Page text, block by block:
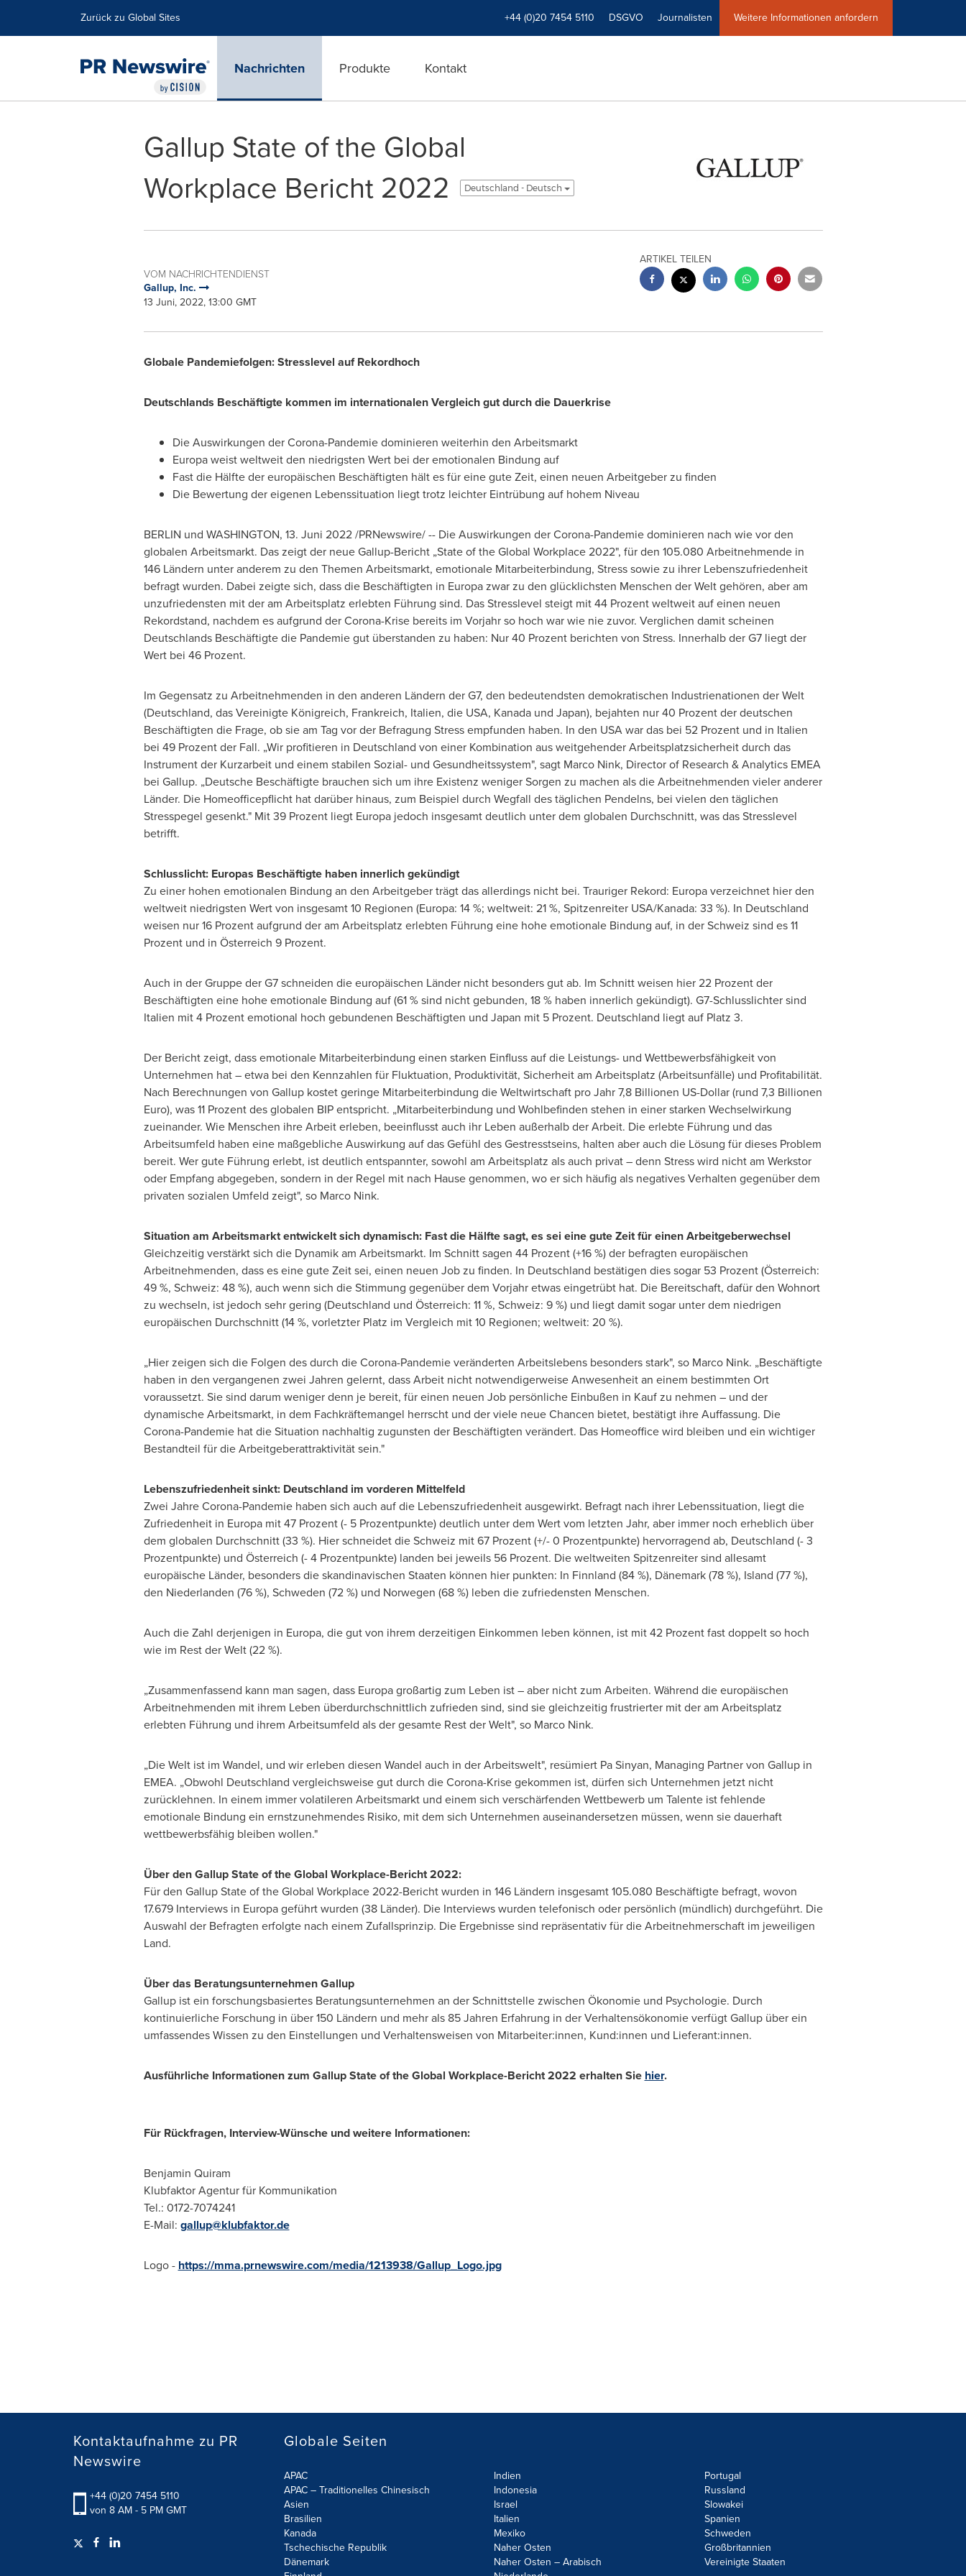
Zurück zu Global Sites +44 (0)20 7454 5110 DSGVO Journalisten Weitere Informationen anfordern
Nachrichten Produkte Kontakt
Gallup State of the Global
Workplace Bericht 2022
Deutschland - Deutsch
VOM NACHRICHTENDIENST
Gallup, Inc.
13 Juni, 2022, 13:00 GMT
ARTIKEL TEILEN
Globale Pandemiefolgen: Stresslevel auf Rekordhoch
Deutschlands Beschäftigte kommen im internationalen Vergleich gut durch die Dauerkrise
Die Auswirkungen der Corona-Pandemie dominieren weiterhin den Arbeitsmarkt
Europa weist weltweit den niedrigsten Wert bei der emotionalen Bindung auf
Fast die Hälfte der europäischen Beschäftigten hält es für eine gute Zeit, einen neuen Arbeitgeber zu finden
Die Bewertung der eigenen Lebenssituation liegt trotz leichter Eintrübung auf hohem Niveau
BERLIN und WASHINGTON, 13. Juni 2022/PRNewswire/ -- Die Auswirkungen der Corona-Pandemie dominieren nach wie vor den
globalen Arbeitsmarkt. Das zeigt der neue Gallup-Bericht „State of the Global Workplace 2022", für den 105.080 Arbeitnehmende in
146 Ländern unter anderem zu den Themen Arbeitsmarkt, emotionale Mitarbeiterbindung, Stress sowie zu ihrer Lebenszufriedenheit
befragt wurden. Dabei zeigte sich, dass die Beschäftigten in Europa zwar zu den glücklichsten Menschen der Welt gehören, aber am
unzufriedensten mit der am Arbeitsplatz erlebten Führung sind. Das Stresslevel steigt mit 44 Prozent weltweit auf einen neuen
Rekordstand, nachdem es aufgrund der Corona-Krise bereits im Vorjahr so hoch war wie nie zuvor. Verglichen damit scheinen
Deutschlands Beschäftigte die Pandemie gut überstanden zu haben: Nur 40 Prozent berichten von Stress. Innerhalb der G7 liegt der
Wert bei 46 Prozent.
Im Gegensatz zu Arbeitnehmenden in den anderen Ländern der G7, den bedeutendsten demokratischen Industrienationen der Welt
(Deutschland, das Vereinigte Königreich, Frankreich, Italien, die USA, Kanada und Japan), bejahten nur 40 Prozent der deutschen
Beschäftigten die Frage, ob sie am Tag vor der Befragung Stress empfunden haben. In den USAwar das bei 52 Prozent und in Italien
bei 49 Prozent der Fall. „Wir profitieren in Deutschland von einer Kombination aus weitgehender Arbeitsplatzsicherheit durch das
Instrument der Kurzarbeit und einem stabilen Sozial- und Gesundheitssystem", sagt Marco Nink, Director of Research & Analytics EMEA
bei Gallup. „Deutsche Beschäftigte brauchen sich um ihre Existenz weniger Sorgen zu machen als die Arbeitnehmenden vieler anderer
Länder. Die Homeofficepflicht hat darüber hinaus, zum Beispiel durch Wegfall des täglichen Pendelns, bei vielen den täglichen
Stresspegel gesenkt." Mit 39 Prozent liegt Europa jedoch insgesamt deutlich unter dem globalen Durchschnitt, was das Stresslevel
betrifft.
Schlusslicht: Europas Beschäftigte haben innerlich gekündigt
Zu einer hohen emotionalen Bindung an den Arbeitgeber trägt das allerdings nicht bei. Trauriger Rekord: Europa verzeichnet hier den
weltweit niedrigsten Wert von insgesamt 10 Regionen (Europa: 14 %; weltweit: 21 %, Spitzenreiter USA/Kanada: 33 %). In Deutschland
weisen nur 16 Prozent aufgrund der am Arbeitsplatz erlebten Führung eine hohe emotionale Bindung auf, in der Schweiz sind es 11
Prozent und in Österreich 9 Prozent.
Auch in der Gruppe der G7 schneiden die europäischen Länder nicht besonders gut ab. Im Schnittweisen hier 22 Prozent der
Beschäftigten eine hohe emotionale Bindung auf (61 % sind nicht gebunden, 18 % haben innerlich gekündigt). G7-Schlusslichter sind
Italien mit 4 Prozent emotional hoch gebundenen Beschäftigten und Japan mit 5 Prozent. Deutschland liegt auf Platz 3.
Der Bericht zeigt, dass emotionale Mitarbeiterbindung einen starken Einfluss auf die Leistungs- und Wettbewerbsfähigkeit von
Unternehmen hat – etwa bei den Kennzahlen für Fluktuation, Produktivität, Sicherheit am Arbeitsplatz (Arbeitsunfälle) und Profitabilität.
Nach Berechnungen von Gallup kostet geringe Mitarbeiterbindung die Weltwirtschaft pro Jahr 7,8 Billionen US-Dollar (rund 7,3 Billionen
Euro), was 11 Prozent des globalen BIP entspricht. „Mitarbeiterbindung und Wohlbefinden stehen in einer starken Wechselwirkung
zueinander. Wie Menschen ihre Arbeit erleben, beeinflusst auch ihr Leben außerhalb der Arbeit. Die erlebte Führung und das
Arbeitsumfeld haben eine maßgebliche Auswirkung auf das Gefühl des Gestresstseins, halten aber auch die Lösung für dieses Problem
bereit. Wer gute Führung erlebt, ist deutlich entspannter, sowohl am Arbeitsplatz als auch privat – denn Stress wird nicht am Werkstor
oder Empfang abgegeben, sondern in der Regel mit nach Hause genommen, wo er sich häufig als negatives Verhalten gegenüber dem
privaten sozialen Umfeld zeigt", so Marco Nink.
Situation am Arbeitsmarkt entwickelt sich dynamisch: Fast die Hälfte sagt, es sei eine gute Zeit für einen Arbeitgeberwechsel
Gleichzeitig verstärkt sich die Dynamik am Arbeitsmarkt. Im Schnittsagen 44 Prozent (+16 %) der befragten europäischen
Arbeitnehmenden, dass es eine gute Zeit sei, einen neuen Job zu finden. In Deutschland bestätigen dies sogar 53 Prozent (Österreich:
49 %, Schweiz: 48 %), auch wenn sich die Stimmung gegenüber dem Vorjahr etwas eingetrübt hat. Die Bereitschaft, dafür den Wohnort
zu wechseln, ist jedoch sehr gering (Deutschland und Österreich: 11 %, Schweiz: 9 %) und liegt damit sogar unter dem niedrigen
europäischen Durchschnitt (14 %, vorletzter Platz im Vergleich mit 10 Regionen; weltweit: 20 %).
„Hier zeigen sich die Folgen des durch die Corona-Pandemie veränderten Arbeitslebens besonders stark", so Marco Nink. „Beschäftigte
haben in den vergangenen zwei Jahren gelernt, dass Arbeit nicht notwendigerweise Anwesenheit an einem bestimmten Ort
voraussetzt. Sie sind darum weniger denn je bereit, für einen neuen Job persönliche Einbußen in Kauf zu nehmen – und der
dynamische Arbeitsmarkt, in dem Fachkräftemangel herrscht und der viele neue Chancen bietet, bestätigt ihre Auffassung. Die
Corona-Pandemie hat die Situation nachhaltig zugunsten der Beschäftigten verändert. Das Homeoffice wird bleiben und ein wichtiger
Bestandteil für die Arbeitgeberattraktivität sein."
Lebenszufriedenheit sinkt: Deutschland im vorderen Mittelfeld
Zwei Jahre Corona-Pandemie haben sich auch auf die Lebenszufriedenheit ausgewirkt. Befragt nach ihrer Lebenssituation, liegt die
Zufriedenheit in Europa mit 47 Prozent (- 5 Prozentpunkte) deutlich unter dem Wert vom letzten Jahr, aber immer noch erheblich über
dem globalen Durchschnitt (33 %). Hier schneidet die Schweiz mit 67 Prozent (+/- 0 Prozentpunkte) hervorragend ab, Deutschland (- 3
Prozentpunkte) und Österreich (- 4 Prozentpunkte) landen bei jeweils 56 Prozent. Die weltweiten Spitzenreiter sind allesamt
europäische Länder, besonders die skandinavischen Staaten können hier punkten: In Finnland (84 %), Dänemark (78 %), Island (77 %),
den Niederlanden (76 %), Schweden (72 %) und Norwegen (68 %) leben die zufriedensten Menschen.
Auch die Zahl derjenigen in Europa, die gut von ihrem derzeitigen Einkommen leben können, ist mit 42 Prozent fast doppelt so hoch
wie im Rest der Welt (22 %).
„Zusammenfassend kann man sagen, dass Europa großartig zum Leben ist – aber nicht zum Arbeiten. Während die europäischen
Arbeitnehmenden mit ihrem Leben überdurchschnittlich zufrieden sind, sind sie gleichzeitig frustrierter mit der am Arbeitsplatz
erlebten Führung und ihrem Arbeitsumfeld als der gesamte Rest der Welt", so Marco Nink.
„Die Welt ist im Wandel, und wir erleben diesen Wandel auch in der Arbeitswelt", resümiert Pa Sinyan, Managing Partner von Gallup in
EMEA. „Obwohl Deutschland vergleichsweise gut durch die Corona-Krise gekommen ist, dürfen sich Unternehmen jetzt nicht
zurücklehnen. In einem immer volatileren Arbeitsmarkt und einem sich verschärfenden Wettbewerb um Talente ist fehlende
emotionale Bindung ein ernstzunehmendes Risiko, mit dem sich Unternehmen auseinandersetzen müssen, wenn sie dauerhaft
wettbewerbsfähig bleiben wollen."
Über denGallup State of the Global Workplace-Bericht 2022:
Für den Gallup State of the Global Workplace 2022-Bericht wurden in 146 Ländern insgesamt 105.080 Beschäftigte befragt, wovon
17.679 Interviews in Europa geführt wurden (38 Länder). Die Interviews wurden telefonisch oder persönlich (mündlich) durchgeführt. Die
Auswahl der Befragten erfolgte nach einem Zufallsprinzip. Die Ergebnisse sind repräsentativ für die Arbeitnehmerschaft im jeweiligen
Land.
Über das Beratungsunternehmen Gallup
Gallup ist ein forschungsbasiertes Beratungsunternehmen an der Schnittstelle zwischen Ökonomie und Psychologie. Durch
kontinuierliche Forschung in über 150 Ländern und mehr als 85 Jahren Erfahrung in der Verhaltensökonomie verfügt Gallup über ein
umfassendes Wissen zu den Einstellungen und Verhaltensweisen von Mitarbeiter:innen, Kund:innen und Lieferant:innen.
Ausführliche Informationen zum Gallup State of the Global Workplace-Bericht 2022 erhalten Sie hier.
Für Rückfragen, Interview-Wünsche und weitere Informationen:
Benjamin Quiram
Klubfaktor Agentur für Kommunikation
Tel.: 0172-7074241
E-Mail: gallup@klubfaktor.de
Logo - https://mma.prnewswire.com/media/1213938/Gallup_Logo.jpg
Kontaktaufnahme zu PR
Newswire
+44 (0)20 7454 5110
von 8 AM - 5 PM GMT
Globale Seiten
APAC
APAC – Traditionelles Chinesisch
Asien
Brasilien
Kanada
Tschechische Republik
Dänemark
Indien
Indonesia
Israel
Italien
Mexiko
Naher Osten
Naher Osten – Arabisch
Portugal
Russland
Slowakei
Spanien
Schweden
Großbritannien
Vereinigte Staaten